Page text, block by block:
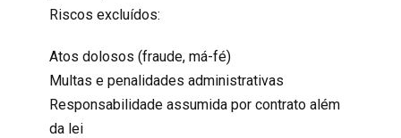
Riscos excluídos:
Atos dolosos (fraude, má-fé)
Multas e penalidades administrativas
Responsabilidade assumida por contrato além
da lei